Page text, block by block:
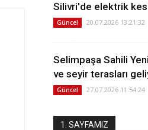
Silivri'de elektrik
Güncel 20.07.2026 13:21:32
Selimpaşa Sahili
ve seyir terasları
Güncel 27.07.2026 11:54:24
1. SAYFAMIZ